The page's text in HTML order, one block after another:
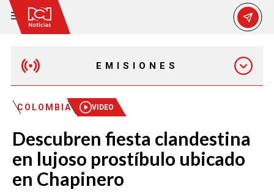
EMISIONES
MAÑANA EXPRESS
EMISIÓN 12:30 PM
EMISIÓN 7:00 PM
COLOMBIA VIDEO
Descubren fiesta clandestina
en lujoso prostíbulo ubicado
en Chapinero